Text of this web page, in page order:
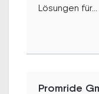
Lösungen für...
Promride